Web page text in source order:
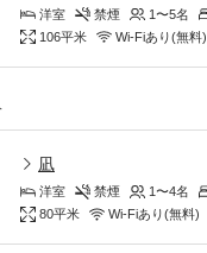
洋室 禁煙 1〜5名
106平米 Wi-Fiあり(無料)
凪
洋室 禁煙 1〜4名
80平米 Wi-Fiあり(無料)